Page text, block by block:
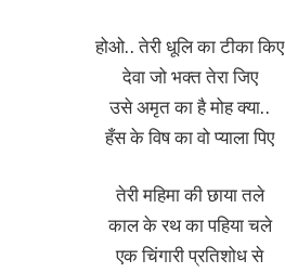
होओ.. तेरी धूलि का टीका किए
देवा जो भक्त तेरा जिए
उसे अमृत का है मोह क्या..
हँस के विष का वो प्याला पिए
तेरी महिमा की छाया तले
काल के रथ का पहिया चले
एक चिंगारी प्रतिशोध से